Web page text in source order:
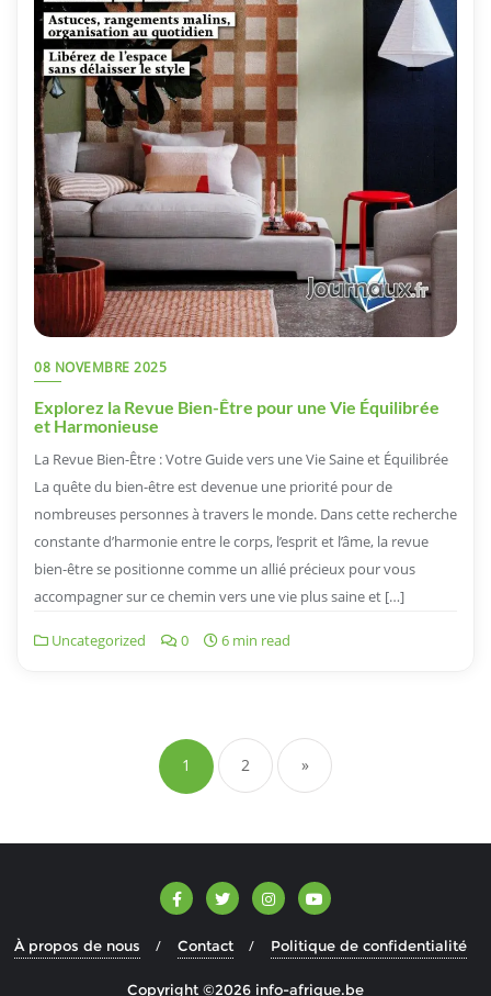
08 NOVEMBRE 2025
Explorez la Revue Bien-Être pour une Vie Équilibrée
et Harmonieuse
La Revue Bien-Être : Votre Guide vers une Vie Saine et Équilibrée
La quête du bien-être est devenue une priorité pour de
nombreuses personnes à travers le monde. Dans cette recherche
constante d’harmonie entre le corps, l’esprit et l’âme, la revue
bien-être se positionne comme un allié précieux pour vous
accompagner sur ce chemin vers une vie plus saine et […]
Uncategorized 0 6 min read
des
articles
1 2 »
À propos de nous Contact Politique de confidentialité
Copyright ©2026 info-afrique.be